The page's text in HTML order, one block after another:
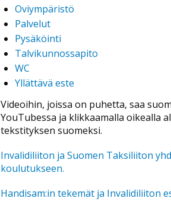
Oviympäristö
Palvelut
Pysäköinti
Talvikunnossapito
WC
Yllättävä este
Videoihin, joissa on puhetta, saa
YouTubessa ja klikkaamalla oikealla
tekstityksen suomeksi.
Invalidiliiton ja Suomen Taksiliiton
koulutukseen.
Handisam:in tekemät ja Invalidiliiton